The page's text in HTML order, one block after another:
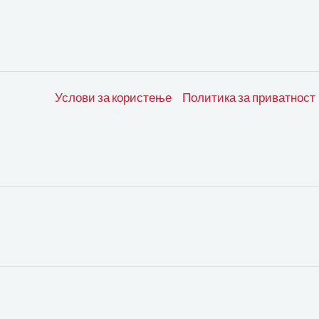
Услови за користење Политика за приватност